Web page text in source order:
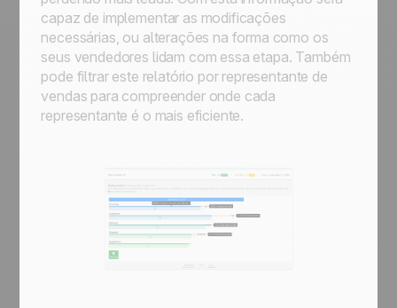
capaz de implementar as modificações
necessárias, ou alterações na forma como os
seus vendedores lidam com essa etapa. Também
pode filtrar este relatório por representante de
vendas para compreender onde cada
representante é o mais eficiente.